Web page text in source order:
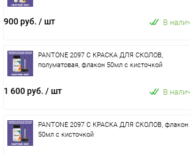
900 руб. / шт В
PANTONE 2097 C КРАСКА ДЛЯ СКОЛОВ,
полуматовая, флакон 50мл с кисточкой
1 600 руб. / шт В
PANTONE 2097 C КРАСКА ДЛЯ СКОЛОВ, флакон
50мл с кисточкой